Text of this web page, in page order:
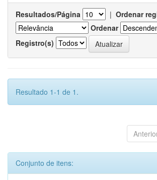
Resultados/Página | Ordenar
Ordenar
Registro(s)
Resultado 1-1 de 1.
Conjunto de itens: